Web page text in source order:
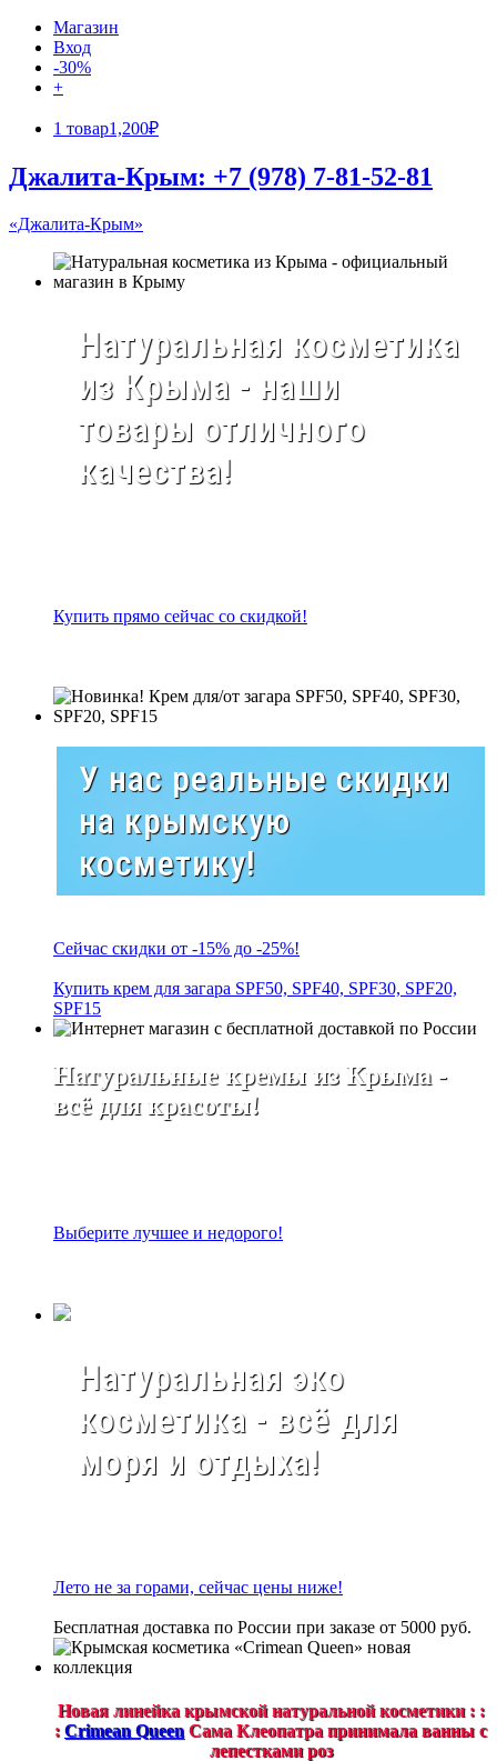
Магазин
Вход
-30%
+
1 товар1,200₽
Джалита-Крым: +7 (978) 7-81-52-81
«Джалита-Крым»
Натуральная косметика
из Крыма - наши
товары отличного
качества!
Купить прямо сейчас со скидкой!
У нас реальные скидки
на крымскую
косметику!
Сейчас скидки от -15% до -25%!
Купить крем для загара SPF50, SPF40, SPF30, SPF20,
SPF15
Натуральные кремы из Крыма -
всё для красоты!
Выберите лучшее и недорого!
Натуральная эко
косметика - всё для
моря и отдыха!
Лето не за горами, сейчас цены ниже!
Бесплатная доставка по России при заказе от 5000 руб.
Новая линейка крымской натуральной косметики : :
: Crimean Queen Сама Клеопатра принимала ванны с
лепестками роз